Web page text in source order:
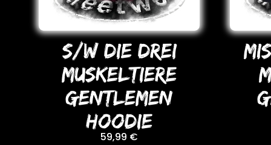
S/W DIE DREI
MUSKELTIERE
GENTLEMEN
HooDIE
59,99 €